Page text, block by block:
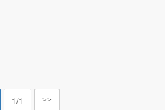
1/1 >>